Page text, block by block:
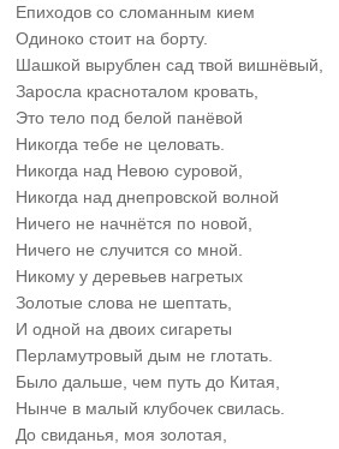
Епиходов со сломанным кием
Одиноко стоит на борту.
Шашкой вырублен сад твой вишнёвый,
Заросла красноталом кровать,
Это тело под белой панёвой
Никогда тебе не целовать.
Никогда над Невою суровой,
Никогда над днепровской волной
Ничего не начнётся по новой,
Ничего не случится со мной.
Никому у деревьев нагретых
Золотые слова не шептать,
И одной на двоих сигареты
Перламутровый дым не глотать.
Было дальше, чем путь до Китая,
Нынче в малый клубочек свилась.
До свиданья, моя золотая,